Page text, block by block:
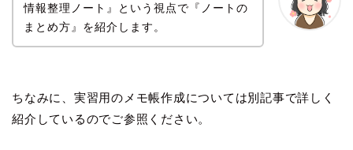
情報整理ノート』という視点で『ノートの
まとめ方』を紹介します。
ちなみに、実習用のメモ帳作成については別記事で詳しく
紹介しているのでご参照ください。